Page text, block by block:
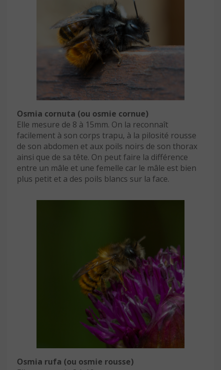
Osmia cornuta (ou osmie cornue)
Elle mesure de 8 à 15mm. On la reconnaît
facilement à son corps trapu, à la pilosité rousse
de son abdomen et aux poils noirs de son thorax
ainsi que de sa tête. On peut faire la différence
entre un mâle et une femelle car le mâle est bien
plus petit et a des poils blancs sur la face.
Osmia rufa (ou osmie rousse)